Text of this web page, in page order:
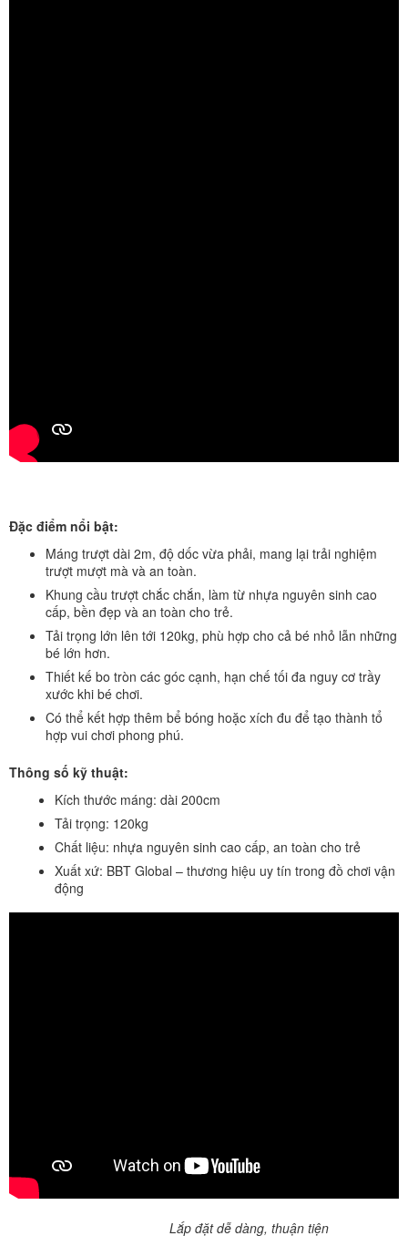
Đặc điểm nổi bật:
Máng trượt dài 2m, độ dốc vừa phải, mang lại trải nghiệm
trượt mượt mà và an toàn.
Khung cầu trượt chắc chắn, làm từ nhựa nguyên sinh cao
cấp, bền đẹp và an toàn cho trẻ.
Tải trọng lớn lên tới 120kg, phù hợp cho cả bé nhỏ lẫn những
bé lớn hơn.
Thiết kế bo tròn các góc cạnh, hạn chế tối đa nguy cơ trầy
xước khi bé chơi.
Có thể kết hợp thêm bể bóng hoặc xích đu để tạo thành tổ
hợp vui chơi phong phú.
Thông số kỹ thuật:
Kích thước máng: dài 200cm
Tải trọng: 120kg
Chất liệu: nhựa nguyên sinh cao cấp, an toàn cho trẻ
Xuất xứ: BBT Global – thương hiệu uy tín trong đồ chơi vận
động
Lắp đặt dễ dàng, thuận tiện